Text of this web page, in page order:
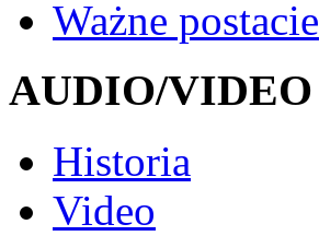
Ważne postacie
AUDIO/VIDEO
Historia
Video